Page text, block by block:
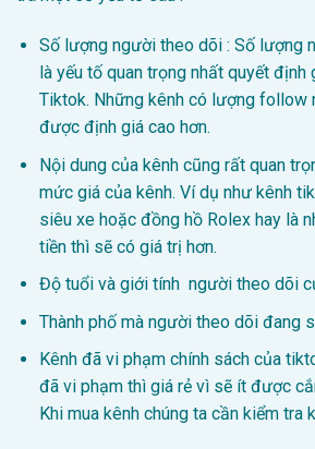
Số lượng người theo dõi : Số lượng
là yếu tố quan trọng nhất quyết định
Tiktok. Những kênh có lượng follow
được định giá cao hơn.
Nội dung của kênh cũng rất quan
mức giá của kênh. Ví dụ như kênh
siêu xe hoặc đồng hồ Rolex hay là
tiền thì sẽ có giá trị hơn.
Độ tuổi và giới tính người theo dõi
Thành phố mà người theo dõi đang
Kênh đã vi phạm chính sách của
đã vi phạm thì giá rẻ vì sẽ ít được
Khi mua kênh chúng ta cần kiểm tra